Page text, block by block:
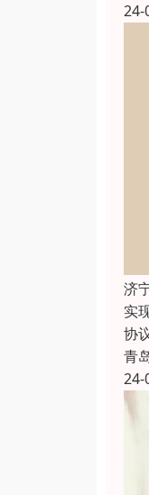
24-
济
实
协
青
24-